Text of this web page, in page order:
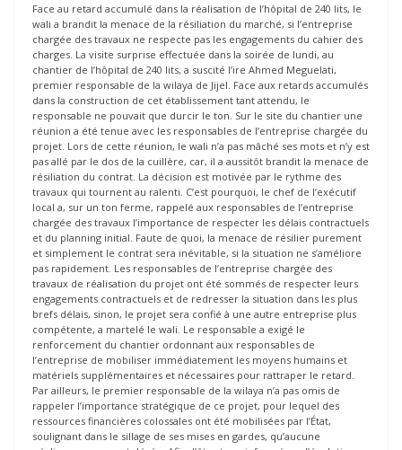
Face au retard accumulé dans la réalisation de l’hôpital de 240 lits, le
wali a brandit la menace de la résiliation du marché, si l’entreprise
chargée des travaux ne respecte pas les engagements du cahier des
charges. La visite surprise effectuée dans la soirée de lundi, au
chantier de l’hôpital de 240 lits, a suscité l’ire Ahmed Meguelati,
premier responsable de la wilaya de Jijel. Face aux retards accumulés
dans la construction de cet établissement tant attendu, le
responsable ne pouvait que durcir le ton. Sur le site du chantier une
réunion a été tenue avec les responsables de l’entreprise chargée du
projet. Lors de cette réunion, le wali n’a pas mâché ses mots et n’y est
pas allé par le dos de la cuillère, car, il a aussitôt brandit la menace de
résiliation du contrat. La décision est motivée par le rythme des
travaux qui tournent au ralenti. C’est pourquoi, le chef de l’exécutif
local a, sur un ton ferme, rappelé aux responsables de l’entreprise
chargée des travaux l’importance de respecter les délais contractuels
et du planning initial. Faute de quoi, la menace de résilier purement
et simplement le contrat sera inévitable, si la situation ne s’améliore
pas rapidement. Les responsables de l’entreprise chargée des
travaux de réalisation du projet ont été sommés de respecter leurs
engagements contractuels et de redresser la situation dans les plus
brefs délais, sinon, le projet sera confié à une autre entreprise plus
compétente, a martelé le wali. Le responsable a exigé le
renforcement du chantier ordonnant aux responsables de
l’entreprise de mobiliser immédiatement les moyens humains et
matériels supplémentaires et nécessaires pour rattraper le retard.
Par ailleurs, le premier responsable de la wilaya n’a pas omis de
rappeler l’importance stratégique de ce projet, pour lequel des
ressources financières colossales ont été mobilisées par l’État,
soulignant dans le sillage de ses mises en gardes, qu’aucune